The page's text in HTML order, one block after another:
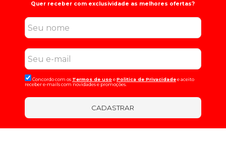
Quer receber com exclusividade as melhores ofertas?
Concordo com os Termos de uso ePolitica de Privacidadee aceito
receber e-mails com novidades e promoções.
CADASTRAR